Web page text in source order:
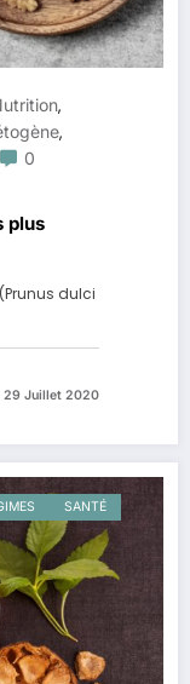
,
,
0
plus
dulci
29 Juillet 2020
SANTÉ